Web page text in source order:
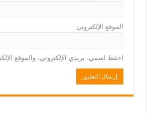
الموقع الإلكتروني
احفظ اسمي، بريدي الإلكتروني، والموقع